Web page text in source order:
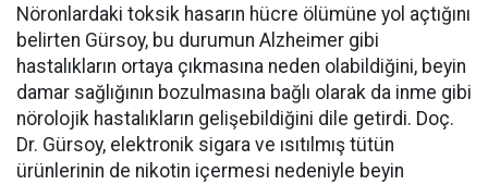
Nöronlardaki toksik hasarın hücre ölümüne yol açtığını
belirten Gürsoy, bu durumun Alzheimer gibi
hastalıkların ortaya çıkmasına neden olabildiğini, beyin
damar sağlığının bozulmasına bağlı olarak da inme gibi
nörolojik hastalıkların gelişebildiğini dile getirdi. Doç.
Dr. Gürsoy, elektronik sigara ve ısıtılmış tütün
ürünlerinin de nikotin içermesi nedeniyle beyin